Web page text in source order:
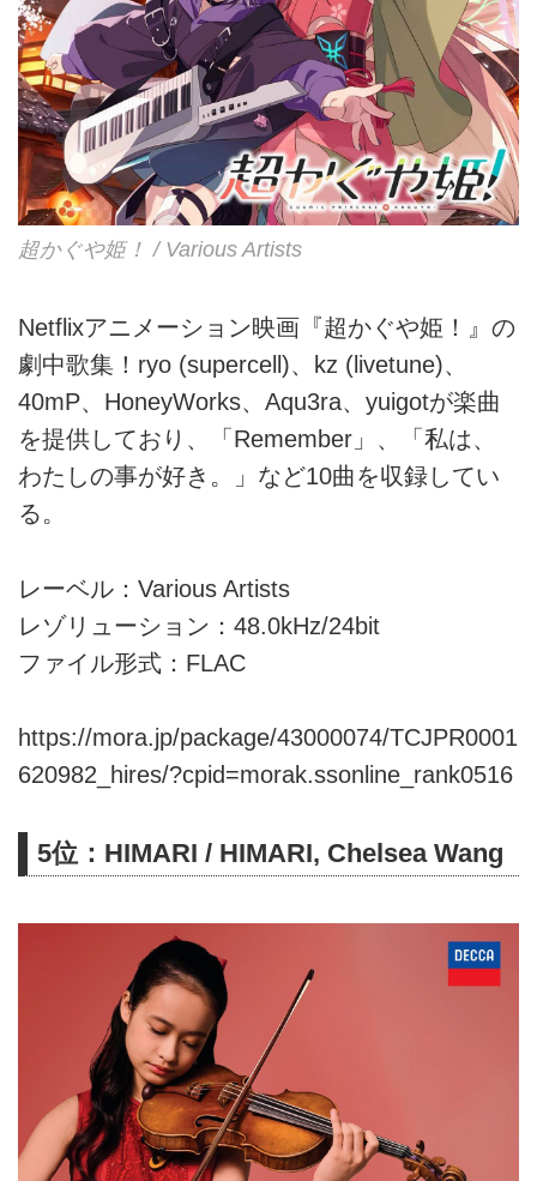
超かぐや姫！ / Various Artists
Netflixアニメーション映画『超かぐや姫！』の
劇中歌集！ryo (supercell)、kz (livetune)、
40mP、HoneyWorks、Aqu3ra、yuigotが楽曲
を提供しており、「Remember」、「私は、
わたしの事が好き。」など10曲を収録してい
る。
レーベル：Various Artists
レゾリューション：48.0kHz/24bit
ファイル形式：FLAC
https://mora.jp/package/43000074/TCJPR0001
620982_hires/?cpid=morak.ssonline_rank0516
5位：HIMARI / HIMARI, Chelsea Wang